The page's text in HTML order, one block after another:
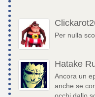
Per nulla
Hatake
Ancora un
anche se